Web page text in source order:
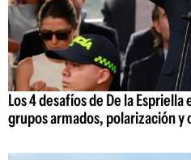
Los 4 desafíos de De la
grupos armados, polarización y